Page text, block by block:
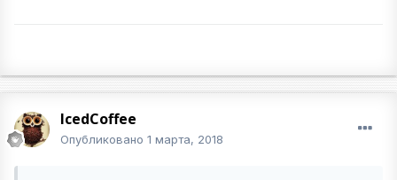
IcedCoffee
Опубликовано 1 марта, 2018